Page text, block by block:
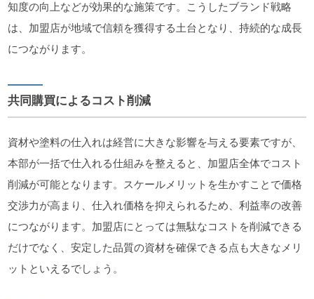
知度の向上などが効果的な施策です。こうしたブランド戦略
は、加盟店が地域で信頼を獲得する土台となり、持続的な成長
につながります。
共同購買によるコスト削減
資材や塗料の仕入れは経営に大きな影響を与える要素ですが、
本部が一括で仕入れる仕組みを整えると、加盟店全体でコスト
削減が可能となります。スケールメリットを生かすことで価格
交渉力が高まり、仕入れ価格を抑えられるため、利益率の改善
につながります。加盟店にとっては無駄なコストを削減できる
だけでなく、安定した品質の資材を確保できる点も大きなメリ
ットといえるでしょう。